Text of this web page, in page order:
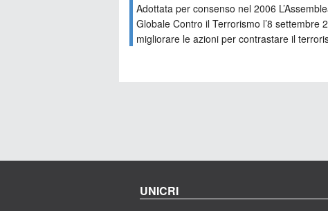
Adottata per consenso nel 2006
Globale Contro il Terrorismo l’8
migliorare le azioni per contrastare il
UNICRI